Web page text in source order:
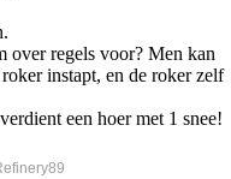
over regels voor? Men kan
instapt, en de roker zelf
een hoer met 1 snee!